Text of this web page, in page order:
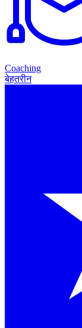
Coaching
बेहतरीन